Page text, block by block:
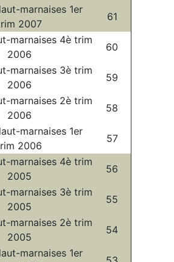
marnaises 1er
2007
61
marnaises 4è trim
2006
60
marnaises 3è trim
2006
59
marnaises 2è trim
2006
58
marnaises 1er
2006
57
marnaises 4è trim
2005
56
marnaises 3è trim
2005
55
marnaises 2è trim
2005
54
marnaises 1er